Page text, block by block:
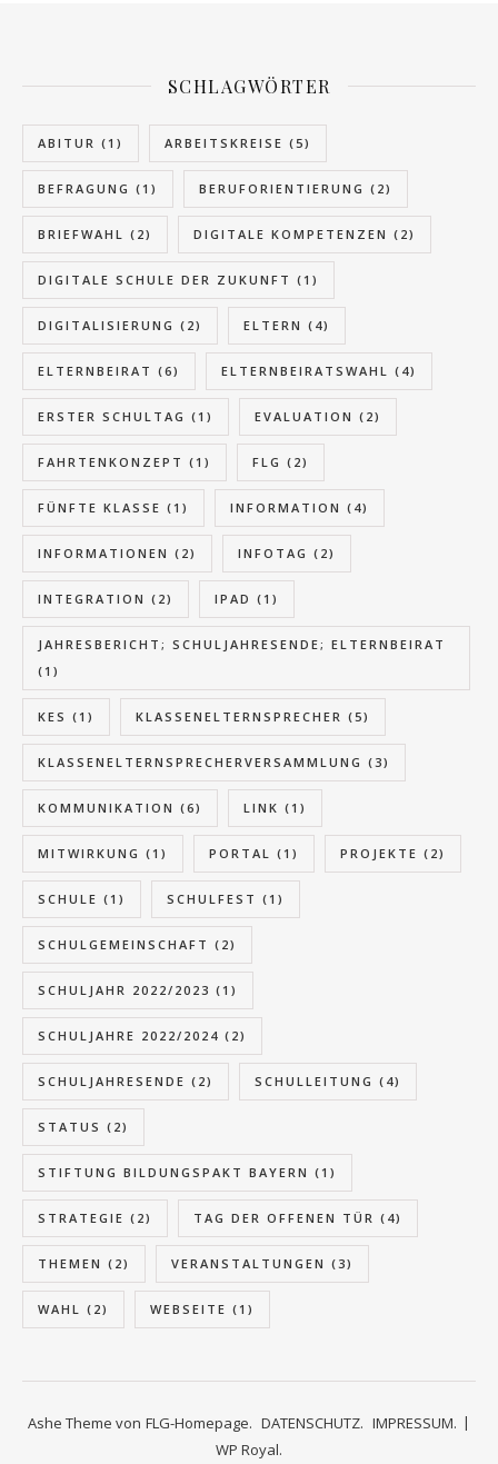
SCHLAGWÖRTER
ABITUR (1) ARBEITSKREISE (5)
BEFRAGUNG (1) BERUFORIENTIERUNG (2)
BRIEFWAHL (2) DIGITALE KOMPETENZEN (2)
DIGITALE SCHULE DER ZUKUNFT (1)
DIGITALISIERUNG (2) ELTERN (4)
ELTERNBEIRAT (6) ELTERNBEIRATSWAHL (4)
ERSTER SCHULTAG (1) EVALUATION (2)
FAHRTENKONZEPT (1) FLG (2)
FÜNFTE KLASSE (1) INFORMATION (4)
INFORMATIONEN (2) INFOTAG (2)
INTEGRATION (2) IPAD (1)
JAHRESBERICHT; SCHULJAHRESENDE; ELTERNBEIRAT
(1)
KES (1) KLASSENELTERNSPRECHER (5)
KLASSENELTERNSPRECHERVERSAMMLUNG (3)
KOMMUNIKATION (6) LINK (1)
MITWIRKUNG (1) PORTAL (1) PROJEKTE (2)
SCHULE (1) SCHULFEST (1)
SCHULGEMEINSCHAFT (2)
SCHULJAHR 2022/2023 (1)
SCHULJAHRE 2022/2024 (2)
SCHULJAHRESENDE (2) SCHULLEITUNG (4)
STATUS (2)
STIFTUNG BILDUNGSPAKT BAYERN (1)
STRATEGIE (2) TAG DER OFFENEN TÜR (4)
THEMEN (2) VERANSTALTUNGEN (3)
WAHL (2) WEBSEITE (1)
FLG-Homepage. DATENSCHUTZ. IMPRESSUM.
Ashe Theme von
WP Royal.